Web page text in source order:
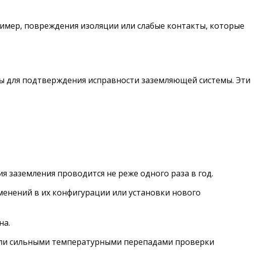
повреждения изоляции или слабые контакты, которые
подтверждения исправности заземляющей системы. Эти
проводится не реже одного раза в год.
в их конфигурации или установки нового
сильными температурными перепадами проверки